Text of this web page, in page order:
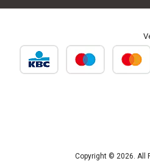
Copyright © 2026. All